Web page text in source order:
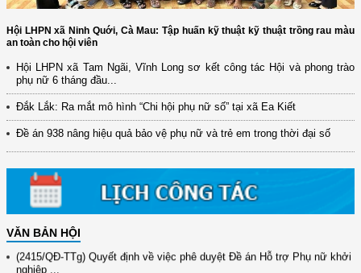
Hội LHPN xã Ninh Quới, Cà Mau: Tập huấn kỹ thuật kỹ thuật trồng rau màu
an toàn cho hội viên
Hội LHPN xã Tam Ngãi, Vĩnh Long sơ kết công tác Hội và phong trào
phụ nữ 6 tháng đầu...
Đắk Lắk: Ra mắt mô hình “Chi hội phụ nữ số” tại xã Ea Kiết
Đề án 938 nâng hiệu quả bảo vệ phụ nữ và trẻ em trong thời đại số
VĂN BẢN HỘI
(12/TB-HĐKH) V/v đăng ký, đề xuất nhiệm vụ Khoa học, công nghệ và
đổi mới ...
(898/KH/ĐCT) Kế hoạch thực hiện Quyết định số 2415/QĐ-TTg ngày
31/10/2025 ...
xây dựng ...
(891/KH-ĐCT) Kế hoạch thực hiện Nghị quyết số 72-NQ/TW ngày
9/9/2025 của Bộ ...
(2415/QĐ-TTg) Quyết định về việc phê duyệt Đề án Hỗ trợ Phụ nữ khởi
nghiệp ...